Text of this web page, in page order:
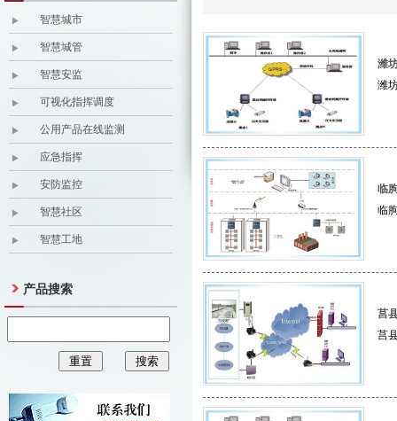
智慧城市
智慧城管
智慧安监
可视化指挥调度
公用产品在线监测
应急指挥
安防监控
智慧社区
智慧工地
产品搜索
潍
潍
临
临
莒
莒